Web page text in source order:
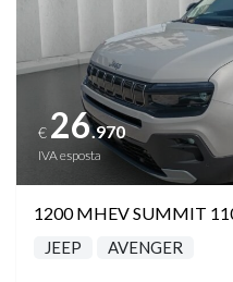
€ 26.970
IVA esposta
1200 MHEV SUMMIT
JEEP AVENGER